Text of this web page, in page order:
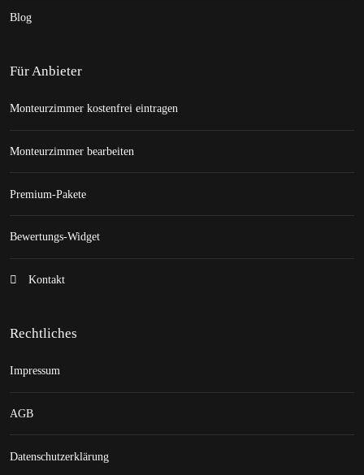
Blog
Für Anbieter
Monteurzimmer kostenfrei eintragen
Monteurzimmer bearbeiten
Premium-Pakete
Bewertungs-Widget
Kontakt
Rechtliches
Impressum
AGB
Datenschutzerklärung